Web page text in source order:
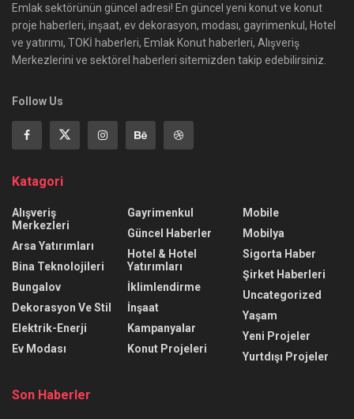
Emlak sektörünün güncel adresi! En güncel yeni konut ve konut
proje haberleri, inşaat, ev dekorasyon, modası, gayrimenkul, Hotel
ve yatırımı, TOKİ haberleri, Emlak Konut haberleri, Alışveriş
Merkezlerini ve sektörel haberleri sitemizden takip edebilirsiniz.
Follow Us
Katagori
Alışveriş
Merkezleri
Arsa Yatırımları
Bina Teknolojileri
Bungalov
Dekorasyon Ve Stil
Elektrik-Enerji
Ev Modası
Gayrimenkul
Güncel Haberler
Hotel & Hotel
Yatırımları
İklimlendirme
İnşaat
Kampanyalar
Konut Projeleri
Mobile
Mobilya
Sigorta Haber
Şirket Haberleri
Uncategorized
Yaşam
Yeni Projeler
Yurtdışı Projeler
Son Haberler